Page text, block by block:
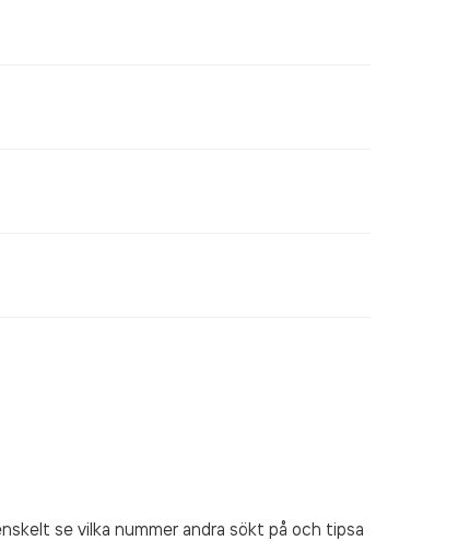
se vilka nummer andra sökt på och tipsa